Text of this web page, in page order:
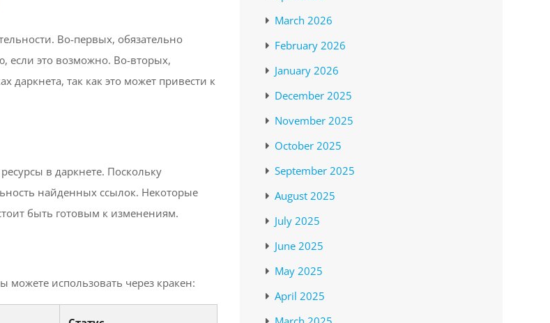
Во-первых, обязательно
если это возможно. Во-вторых,
так как это может привести к
в даркнете. Поскольку
найденных ссылок. Некоторые
быть готовым к изменениям.
можете использовать через кракен:
March 2026
February 2026
January 2026
December 2025
November 2025
October 2025
September 2025
August 2025
July 2025
June 2025
May 2025
April 2025